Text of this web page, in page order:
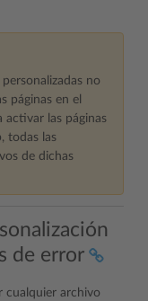
no
páginas en el
activar las páginas
todas las
de dichas
de error
cualquier archivo